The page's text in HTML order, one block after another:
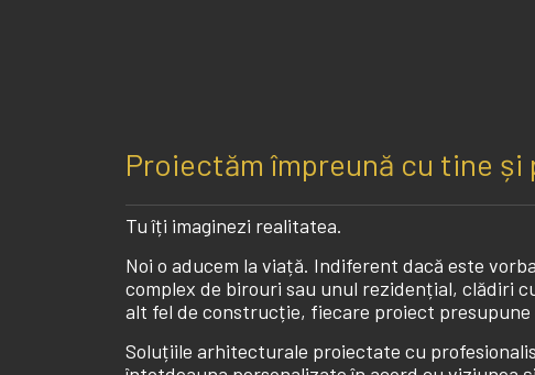
Proiectăm împreună cu tine
Tu îți imaginezi realitatea.
Noi o aducem la viață. Indiferent dacă este
complex de birouri sau unul rezidențial, clădiri
alt fel de construcție, fiecare proiect presupune
Soluțiile arhitecturale proiectate cu